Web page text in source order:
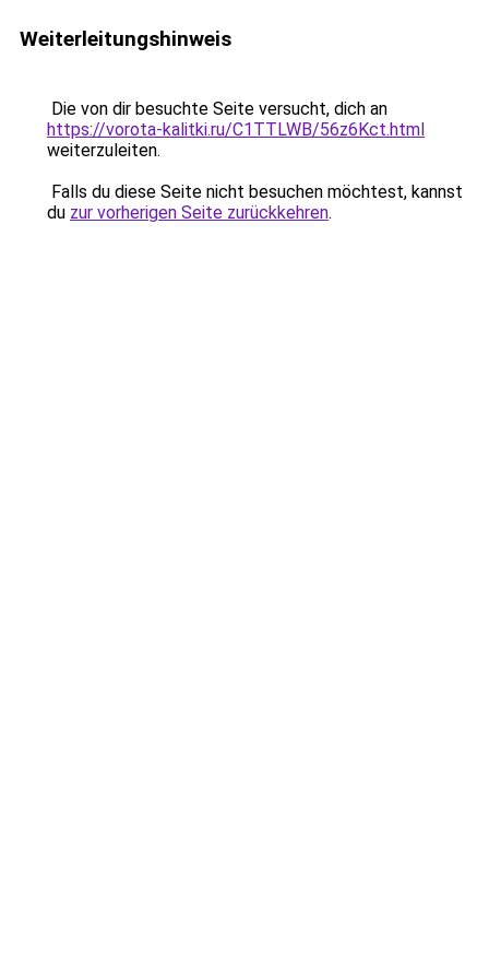
Weiterleitungshinweis
Die von dir besuchte Seite versucht, dich an
https://vorota-kalitki.ru/C1TTLWB/56z6Kct.html
weiterzuleiten.
Falls du diese Seite nicht besuchen möchtest, kannst
du zur vorherigen Seite zurückkehren.